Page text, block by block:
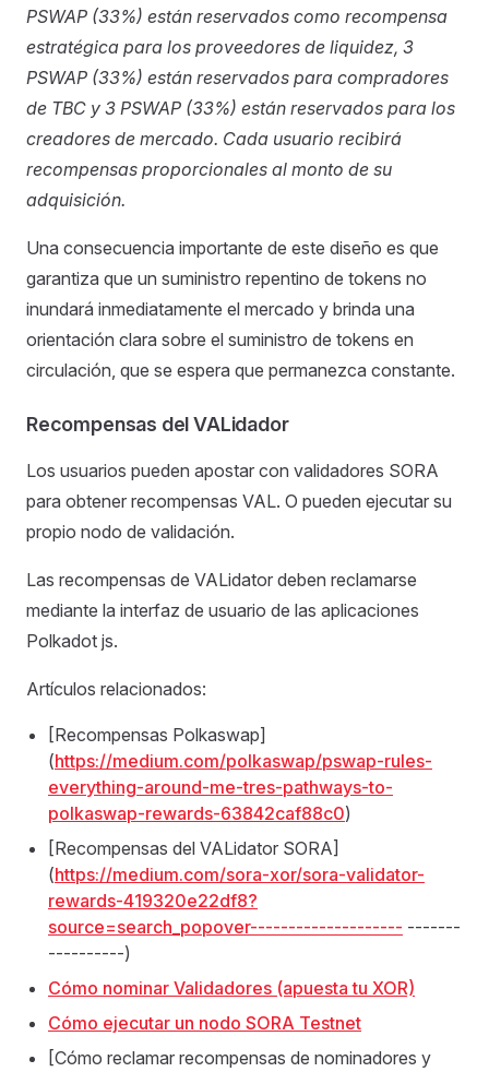
PSWAP (33%) están reservados como recompensa
estratégica para los proveedores de liquidez, 3
PSWAP (33%) están reservados para compradores
de TBC y 3 PSWAP (33%) están reservados para los
creadores de mercado. Cada usuario recibirá
recompensas proporcionales al monto de su
adquisición.
Una consecuencia importante de este diseño es que
garantiza que un suministro repentino de tokens no
inundará inmediatamente el mercado y brinda una
orientación clara sobre el suministro de tokens en
circulación, que se espera que permanezca constante.
Recompensas del VALidador
Los usuarios pueden apostar con validadores SORA
para obtener recompensas VAL. O pueden ejecutar su
propio nodo de validación.
Las recompensas de VALidator deben reclamarse
mediante la interfaz de usuario de las aplicaciones
Polkadot js.
Artículos relacionados:
[Recompensas Polkaswap]
(https://medium.com/polkaswap/pswap-rules-
everything-around-me-tres-pathways-to-
polkaswap-rewards-63842caf88c0)
[Recompensas del VALidator SORA]
(https://medium.com/sora-xor/sora-validator-
rewards-419320e22df8?
source=search_popover-------------------- -------
----------)
Cómo nominar Validadores (apuesta tu XOR)
Cómo ejecutar un nodo SORA Testnet
[Cómo reclamar recompensas de nominadores y